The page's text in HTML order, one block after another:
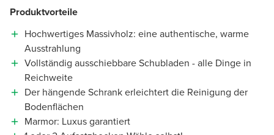
Produktvorteile
Hochwertiges Massivholz: eine authentische, warme
Ausstrahlung
Vollständig ausschiebbare Schubladen - alle Dinge in
Reichweite
Der hängende Schrank erleichtert die Reinigung der
Bodenflächen
Marmor: Luxus garantiert